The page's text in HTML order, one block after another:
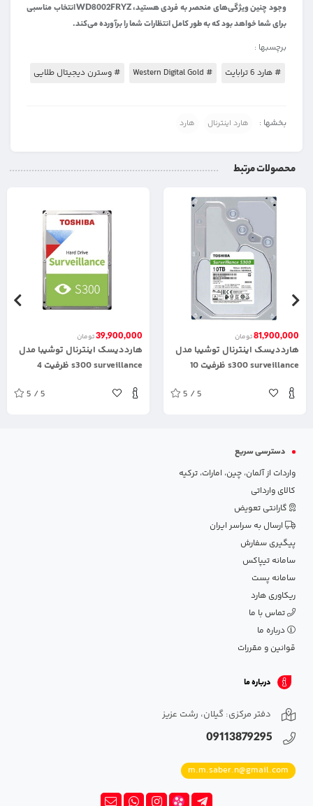
وجود چنین ویژگی‌های منحصر به فردی هستید، WD8002FRYZ انتخاب مناسبی
برای شما خواهد بود که به طور کامل انتظارات شما را برآورده می‌کند.
برچسبها :
# هارد 6 ترابایت # Western Digital Gold # وسترن دیجیتال طلایی
بخشها : هارد اینترنال هارد
محصولات مرتبط
81,900,000تومان
هارددیسک اینترنال توشیبا مدل
s300 surveillance ظرفیت 10
5 / 5
39,900,000تومان
هارددیسک اینترنال توشیبا مدل
s300 surveillance ظرفیت 4
5 / 5
دسترسی سریع
واردات از آلمان، چین، امارات، ترکیه
کالای وارداتی
گارانتی تعویض
ارسال به سراسر ایران
پیگیری سفارش
سامانه تیپاکس
سامانه پست
ریکاوری هارد
تماس با ما
درباره ما
قوانین و مقررات
درباره ما
دفتر مرکزی: گیلان، رشت عزیز
09113879295
m.m.saber.n@gmail.com